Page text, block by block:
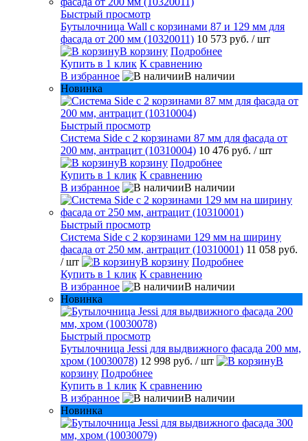
Быстрый просмотр
Бутылочница Wall с корзинами 87 и 129 мм для
фасада от 200 мм (10320011) 10 573 руб. / шт
В корзину Подробнее
Купить в 1 клик К сравнению
В избранное
В наличии
Новинка
Быстрый просмотр
Система Side с 2 корзинами 87 мм для фасада от
200 мм, антрацит (10310004) 10 476 руб. / шт
В корзину Подробнее
Купить в 1 клик К сравнению
В избранное
В наличии
Быстрый просмотр
Система Side c 2 корзинами 129 мм на ширину
фасада от 250 мм, антрацит (10310001) 11 058 руб.
/ шт
В корзину Подробнее
Купить в 1 клик К сравнению
В избранное
В наличии
Новинка
Быстрый просмотр
Бутылочница Jessi для выдвижного фасада 200 мм,
хром (10030078) 12 998 руб. / шт
В
корзину Подробнее
Купить в 1 клик К сравнению
В избранное
В наличии
Новинка